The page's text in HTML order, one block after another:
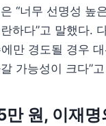
“너무 선명성 높
하다”고 말했다.
만 경도될 경우
가능성이 크다”
만 원, 이재